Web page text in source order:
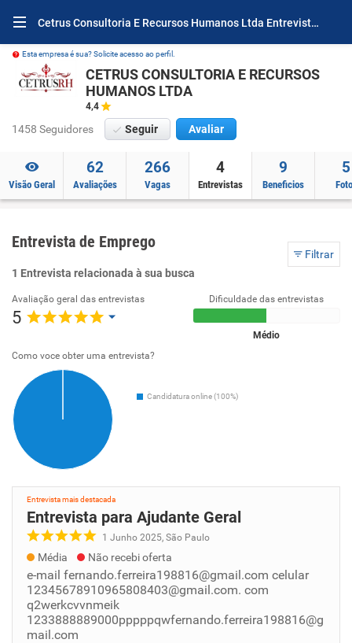
Cetrus Consultoria E Recursos Humanos Ltda Entrevistas
Esta empresa é sua? Solicite acesso ao perfil.
CETRUS CONSULTORIA E RECURSOS
HUMANOS LTDA
4,4
1458 Seguidores Seguir Avaliar
Visão Geral
62
Avaliações
266
Vagas
4
Entrevistas
9
Beneficios
5
Entrevista de Emprego
Filtrar
1 Entrevista relacionada à sua busca
Avaliação geral das entrevistas
5
Dificuldade das entrevistas
Médio
Como voce obter uma entrevista?
Candidatura online (100%)
Entrevista mais destacada
Entrevista para Ajudante Geral
1 Junho 2025, São Paulo
Média Não recebi oferta
e-mail fernando.ferreira198816@gmail.com celular
12345678910965808403@gmail.com. com
q2werkcvvnmeik
1233888889000pppppqwfernando.ferreira198816@g
mail.com